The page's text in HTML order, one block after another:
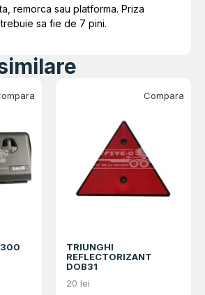
remorca sau platforma. Priza
sa fie de 7 pini.
TRIUNGHI
REFLECTORIZANT
DOB31
20 lei
Compara